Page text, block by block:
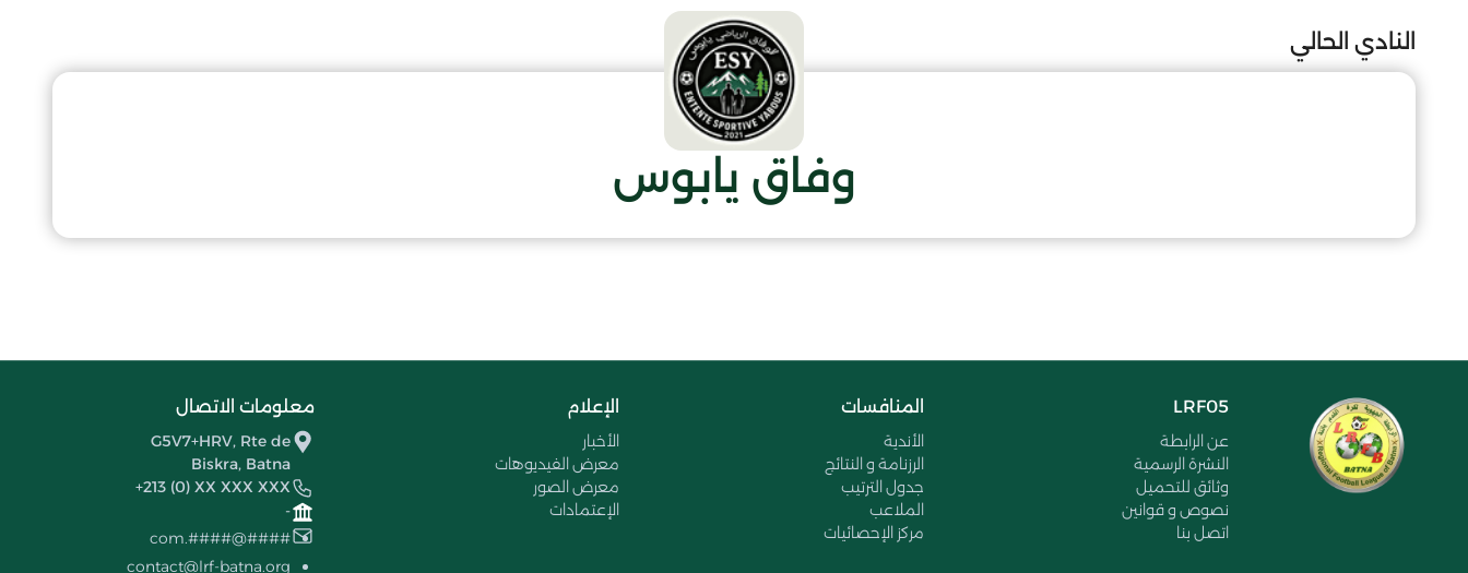
النادي الحالي
وفاق يابوس
LRF05
عن الرابطة
النشرة الرسمية
وثائق للتحميل
نصوص و قوانين
اتصل بنا
المنافسات
الأندية
الرزنامة و النتائج
جدول الترتيب
الملاعب
مركز الإحصائيات
الإعلام
الأخبار
معرض الفيديوهات
معرض الصور
الإعتمادات
معلومات الاتصال
G5V7+HRV, Rte de
Biskra, Batna
+213 (0) XX XXX XXX
-
####@####.com
contact@lrf-batna.org